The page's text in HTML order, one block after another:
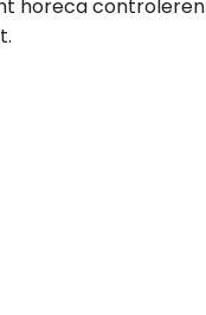
horeca controleren